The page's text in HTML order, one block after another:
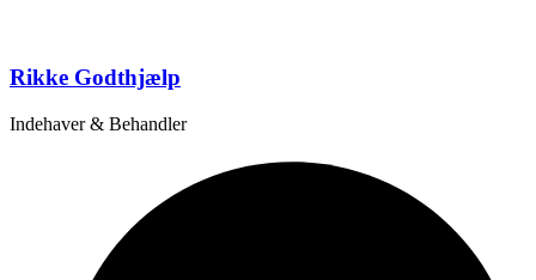
Rikke Godthjælp
Indehaver & Behandler